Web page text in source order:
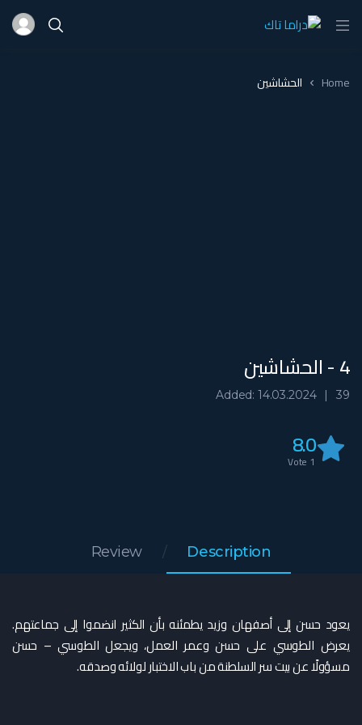
Home الحشاشين
4 - الحشاشين
39
Added: 14.03.2024
8.0
1
Description
Review
يعود حسن إلى أصفهان وزيد يطمئنه بأن الكثير انضموا إلى جماعتهم.
يعرض الطوسي على حسن وعمر العمل، ويجعل الطوسي – حسن
مسؤولًا عن بيت سر السلطنة من باب الاختبار لولائه وصدقه.